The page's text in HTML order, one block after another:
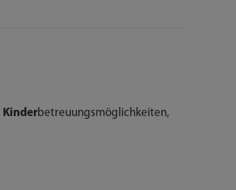
Kinderbetreuungsmöglichkeiten,